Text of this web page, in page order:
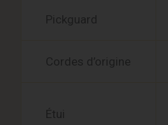
Pickguard
Cordes d’origine
Étui